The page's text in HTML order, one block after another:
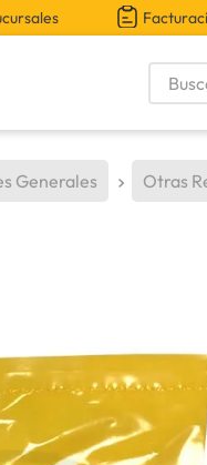
Generales Otras